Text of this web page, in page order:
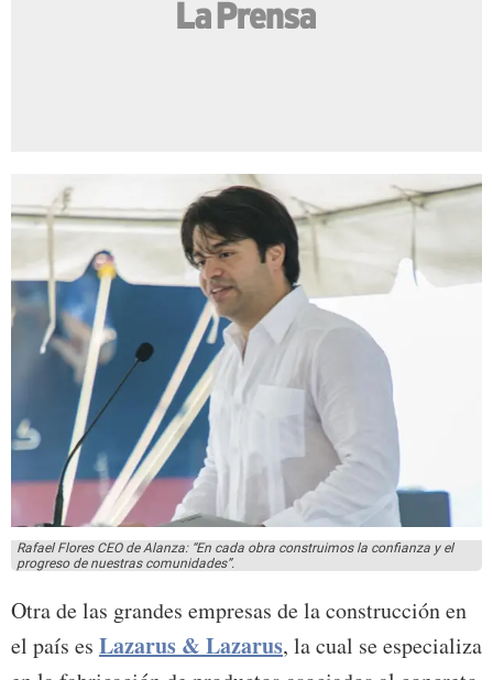
Rafael Flores CEO de Alanza: “En cada obra construimos la confianza y el
progreso de nuestras comunidades”.
Otra de las grandes empresas de la construcción en
el país es Lazarus & Lazarus, la cual se especializa